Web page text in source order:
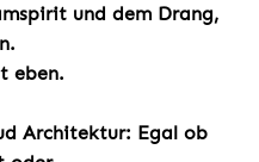
und dem Drang,
eben.
Architektur: Egal ob